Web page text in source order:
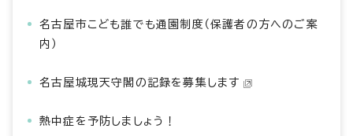
名古屋市こども誰でも通園制度（保護者の方へのご案
内）
名古屋城現天守閣の記録を募集します
熱中症を予防しましょう！